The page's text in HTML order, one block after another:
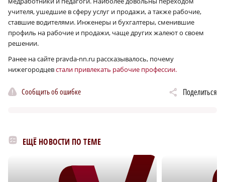
учителя, ушедшие в сферу услуг и продажи, а также рабочие,
ставшие водителями. Инженеры и бухгалтеры, сменившие
профиль на рабочие и продажи, чаще других жалеют о своем
решении.
Ранее на сайте pravda-nn.ru рассказывалось, почему
нижегородцевстали привлекать рабочие профессии.
Сообщить об ошибке Поделиться
ЕЩЁ НОВОСТИ ПО ТЕМЕ